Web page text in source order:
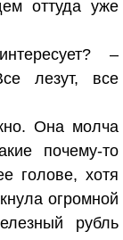
оттуда уже
–
лезут, все
Она молча
почему-то
голове, хотя
огромной
рубль